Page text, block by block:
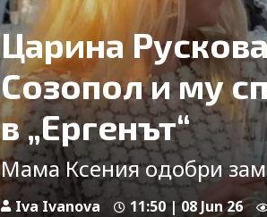
Царина
Созопол и му
в „Ергенът“
Мама Ксения одобри
Iva Ivanova 11:50 | 08 Jun 26